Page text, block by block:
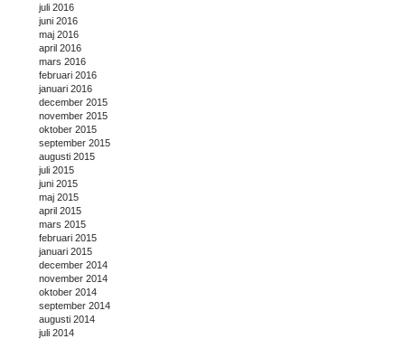
juli 2016
juni 2016
maj 2016
april 2016
mars 2016
februari 2016
januari 2016
december 2015
november 2015
oktober 2015
september 2015
augusti 2015
juli 2015
juni 2015
maj 2015
april 2015
mars 2015
februari 2015
januari 2015
december 2014
november 2014
oktober 2014
september 2014
augusti 2014
juli 2014